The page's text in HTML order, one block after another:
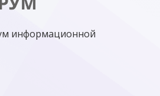
информационной